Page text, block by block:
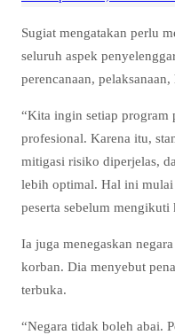
Sugiat mengatakan perlu
seluruh aspek
perencanaan,
“Kita ingin setiap program
profesional. Karena itu,
mitigasi risiko diperjelas,
lebih optimal. Hal ini
peserta sebelum mengikuti
Ia juga menegaskan
korban. Dia menyebut
terbuka.
“Negara tidak boleh abai.